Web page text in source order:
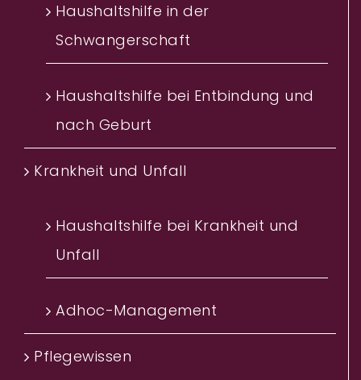
Haushaltshilfe in der
Schwangerschaft
Haushaltshilfe bei Entbindung und
nach Geburt
Krankheit und Unfall
Haushaltshilfe bei Krankheit und
Unfall
Adhoc-Management
Pflegewissen